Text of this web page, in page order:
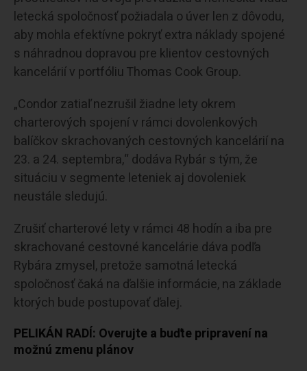
letecká spoločnosť požiadala o úver len z dôvodu,
aby mohla efektívne pokryť extra náklady spojené
s náhradnou dopravou pre klientov cestovných
kancelárií v portfóliu Thomas Cook Group.
„Condor zatiaľ nezrušil žiadne lety okrem
charterových spojení v rámci dovolenkových
balíčkov skrachovaných cestovných kancelárií na
23. a 24. septembra,“ dodáva Rybár s tým, že
situáciu v segmente leteniek aj dovoleniek
neustále sledujú.
Zrušiť charterové lety v rámci 48 hodín a iba pre
skrachované cestovné kancelárie dáva podľa
Rybára zmysel, pretože samotná letecká
spoločnosť čaká na ďalšie informácie, na základe
ktorých bude postupovať ďalej.
PELIKÁN RADÍ: Overujte a buďte pripravení na
možnú zmenu plánov